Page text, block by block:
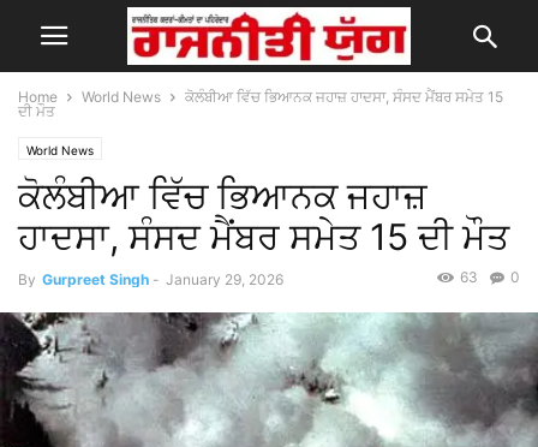
Home World News
ਕੋਲੰਬੀਆ ਵਿੱਚ ਭਿਆਨਕ ਜਹਾਜ਼ ਹਾਦਸਾ, ਸੰਸਦ ਮੈਂਬਰ ਸਮੇਤ 15
ਦੀ ਮੌਤ
World News
ਕੋਲੰਬੀਆ ਵਿੱਚ ਭਿਆਨਕ ਜਹਾਜ਼
ਹਾਦਸਾ, ਸੰਸਦ ਮੈਂਬਰ ਸਮੇਤ 15 ਦੀ ਮੌਤ
By Gurpreet Singh - January 29, 2026 0
63